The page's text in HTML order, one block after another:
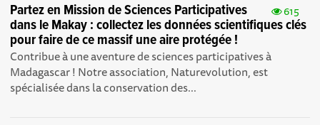
615
Partez en Mission de Sciences Participatives
dans le Makay : collectez les données scientifiques clés
pour faire de ce massif une aire protégée !
Contribue à une aventure de sciences participatives à
Madagascar ! Notre association, Naturevolution, est
spécialisée dans la conservation des...